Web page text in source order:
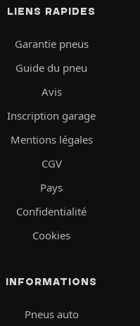
LIENS RAPIDES
Garantie pneus
Guide du pneu
Avis
Inscription garage
Mentions légales
CGV
Pays
Confidentialité
Cookies
INFORMATIONS
Pneus auto